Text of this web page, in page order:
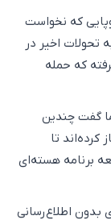
که نخواست
تحولات اخیر در
که حمله
گفت چندین
کرده‌اند تا
برنامه هسته‌ای
بدون اطلاع‌رسانی